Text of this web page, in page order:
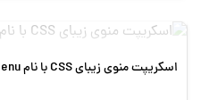
اسکریپت منوی زیبای CSS با نام Flexy Menu